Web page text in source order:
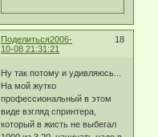
Поделиться 18
2006-
10-08 21:31:21
Ну так потому и удивляюсь...
На мой жутко
профессиональный в этом
виде взгляд спринтера,
который в жисть не выбегал